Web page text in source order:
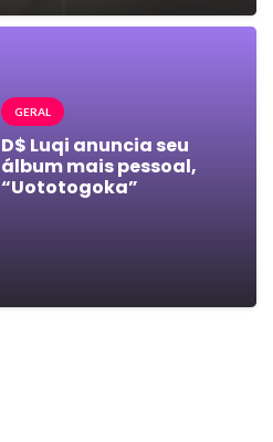
GERAL
D$ Luqi anuncia seu
álbum mais pessoal,
“Uototogoka”